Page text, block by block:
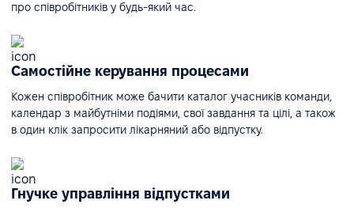
про співробітників у будь-який час.
Самостійне керування процесами
Кожен співробітник може бачити каталог учасників команди,
календар з майбутніми подіями, свої завдання та цілі, а також
в один клік запросити лікарняний або відпустку.
Гнучке управління відпустками